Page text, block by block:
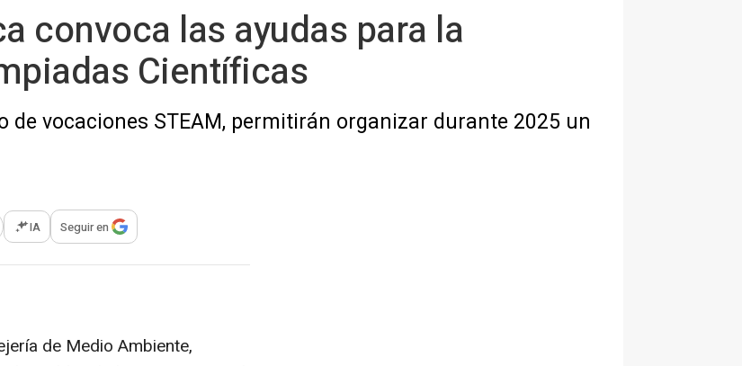
convoca las ayudas para la
Científicas
de vocaciones STEAM, permitirán organizar durante 2025 un
opciones para compartir
IA Seguir en
de Medio Ambiente,